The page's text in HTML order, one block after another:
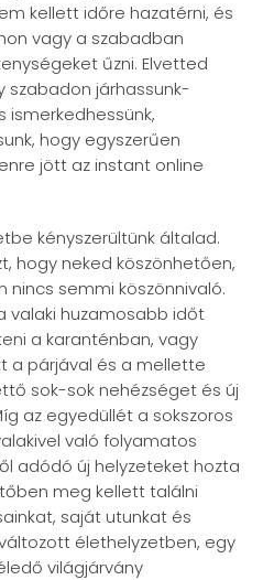
kellett időre hazatérni, és
vagy a szabadban
űzni. Elvetted
szabadon járhassunk-
ismerkedhessünk,
hogy egyszerűen
jött az instant online
kényszerültünk általad.
hogy neked köszönhetően,
semmi köszönnivaló.
valaki huzamosabb időt
a karanténban, vagy
a párjával és a mellette
sok-sok nehézséget és új
az egyedüllét a sokszoros
való folyamatos
adódó új helyzeteket hozta
meg kellett találni
saját utunkat és
élethelyzetben, egy
világjárvány